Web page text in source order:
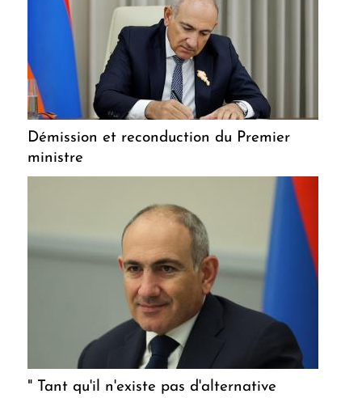
Démission et reconduction du Premier
ministre
" Tant qu'il n'existe pas d'alternative